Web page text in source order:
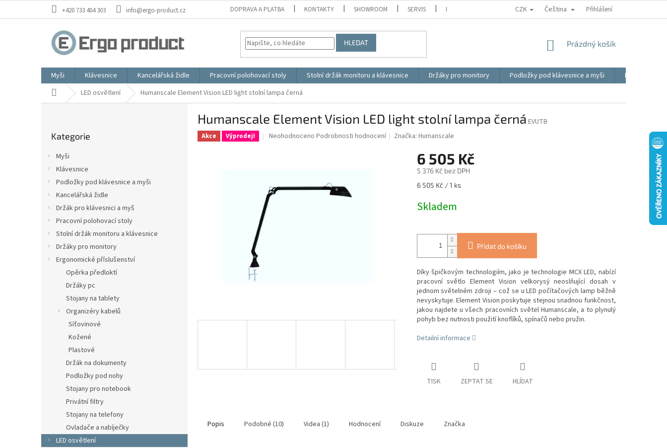
+420 733 404 303 info@ergo-product.cz DOPRAVA A PLATBA KONTAKTY SHOWROOM SERVIS REKLAMACE VIDEO MOJE OBJEDNÁVKA
CZK Čeština Přihlášení
HLEDAT
NÁKUPNÍ
Prázdný košík
Myši Klávesnice Kancelářská židle Pracovní polohovací stoly Stolní držák monitoru a klávesnice Držáky pro monitory Podložky pod klávesnice a myši
Ergonomické
Domů LED osvětlení Humanscale Element Vision LED light stolní lampa černá
kategorie
Kategorie
Myši
Klávesnice
Podložky pod klávesnice a myši
Kancelářská židle
Držák pro klávesnici a myš
Pracovní polohovací stoly
Stolní držák monitoru a klávesnice
Držáky pro monitory
Ergonomické příslušenství
Opěrka předloktí
Držáky pc
Stojany na tablety
Organizéry kabelů
Síťovinové
Kožené
Plastové
Držák na dokumenty
Podložky pod nohy
Stojany pro notebook
Privátní filtry
Stojany na telefony
Ovladače a nabíječky
LED osvětlení
Humanscale Element Vision LED light stolní lampa černá EVUTB
Akce Výprodej!
Průměrné
5
hvězdiček.
Neohodnoceno Podrobnosti hodnocení Značka:Humanscale
6 505 Kč
5 376 Kč bez DPH
Měrná
6 505 Kč / 1 ks
Skladem
Přidat do košíku
Díky špičkovým technologiím, jako je technologie MCX LED, nabízí
pracovní světlo Element Vision velkorysý neoslňující dosah v
jednom světelném zdroji – což se u LED počítačových lamp běžně
nevyskytuje. Element Vision poskytuje stejnou snadnou funkčnost,
jakou najdete u všech pracovních světel Humanscale, a to plynulý
pohyb bez nutnosti použití knoflíků, spínačů nebo pružin.
Detailní informace
TISK ZEPTAT SE HLÍDAT
Popis Podobné (10) Videa (1) Hodnocení Diskuze Značka